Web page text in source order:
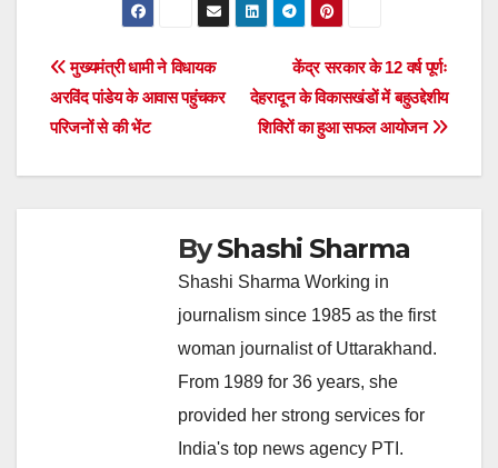
Post
navigation
केंद्र सरकार के 12 वर्ष पूर्णः
देहरादून के विकासखंडों में बहुउद्देशीय
शिविरों का हुआ सफल आयोजन
मुख्यमंत्री धामी ने विधायक
अरविंद पांडेय के आवास पहुंचकर
परिजनों से की भेंट
ByShashi Sharma
Shashi Sharma Working in
journalism since 1985 as the first
woman journalist of Uttarakhand.
From 1989 for 36 years, she
provided her strong services for
India's top news agency PTI.